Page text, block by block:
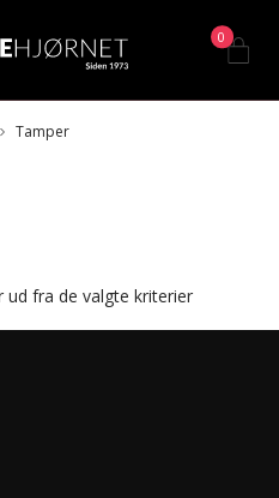
0
Tamper
ud fra de valgte kriterier